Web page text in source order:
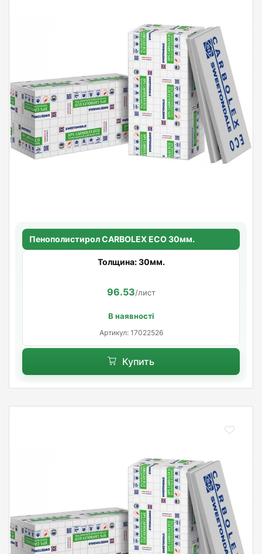
Пенополистирол CARBOLEX ECO 30мм.
Толщина: 30мм.
96.53/лист
В наявності
Артикул: 17022526
Купить